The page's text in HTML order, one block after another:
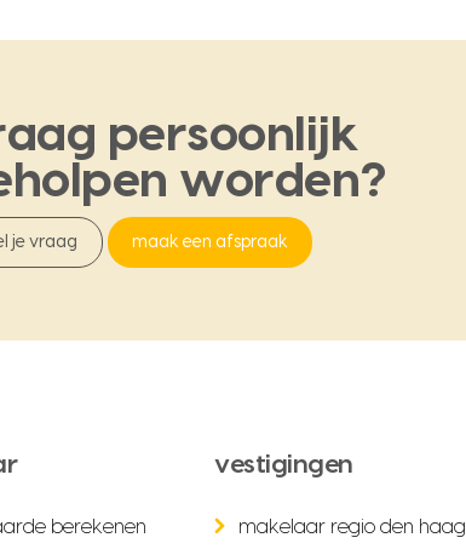
persoonlijk
worden?
je vraag maak een afspraak
berekenen
vestigingen
makelaar regio den haag